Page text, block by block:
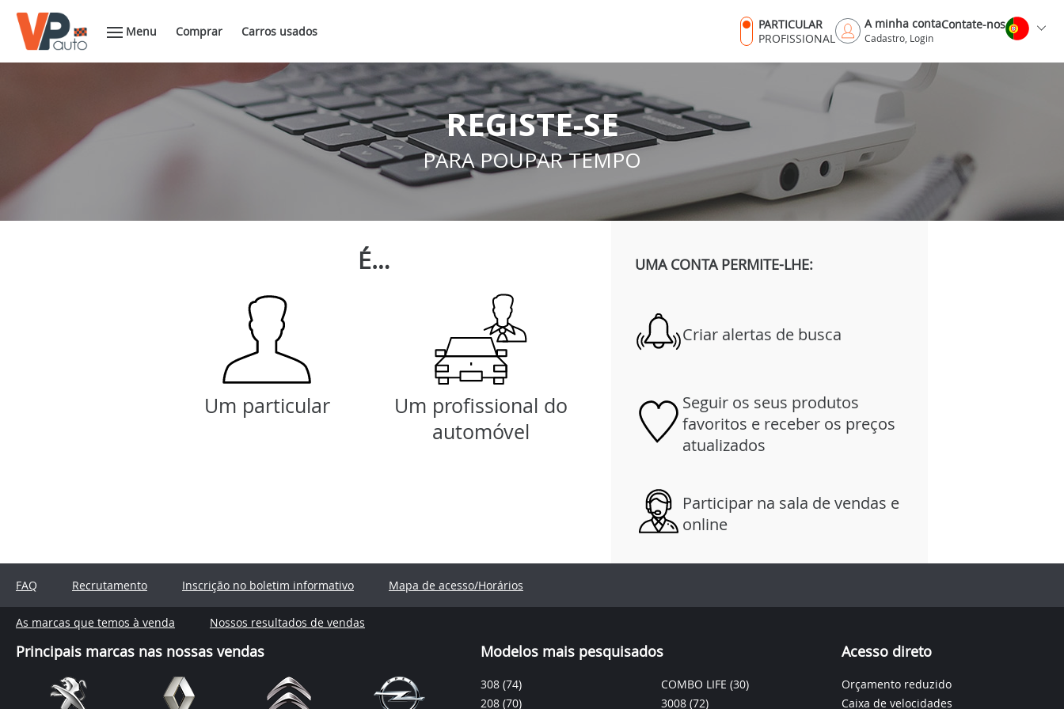
Menu Comprar Carros usados
PARTICULAR
PROFISSIONAL
A minha conta
Cadastro, Login
Contate-nos
REGISTE-SE
PARA POUPAR TEMPO
É…
Um particular
Um profissional do
automóvel
UMA CONTA PERMITE-LHE:
Criar alertas de busca
Seguir os seus produtos
favoritos e receber os preços
atualizados
Participar na sala de vendas e
online
FAQ Recrutamento Inscrição no boletim informativo Mapa de acesso/Horários
As marcas que temos à venda Nossos resultados de vendas
Principais marcas nas nossas vendas Modelos mais pesquisados
308 (74)
208 (70)
COMBO LIFE (30)
3008 (72)
Acesso direto
Orçamento reduzido
Caixa de velocidades